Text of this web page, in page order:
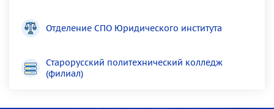
Отделение СПО Юридического института
Старорусский политехнический колледж
(филиал)